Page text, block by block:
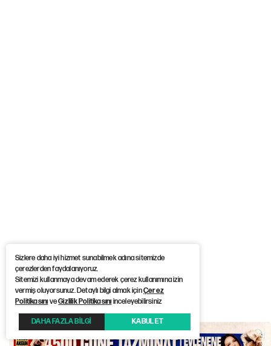
Sizlere daha iyi hizmet sunabilmek adına sitemizde
çerezlerden faydalanıyoruz.
Sitemizi kullanmaya devam ederek çerez kullanımına izin
vermiş oluyorsunuz. Detaylı bilgi almak içinÇerez
PolitikasınıveGizlilik Politikasınıinceleyebilirsiniz
DAHA FAZLA BİLGİ KABUL ET